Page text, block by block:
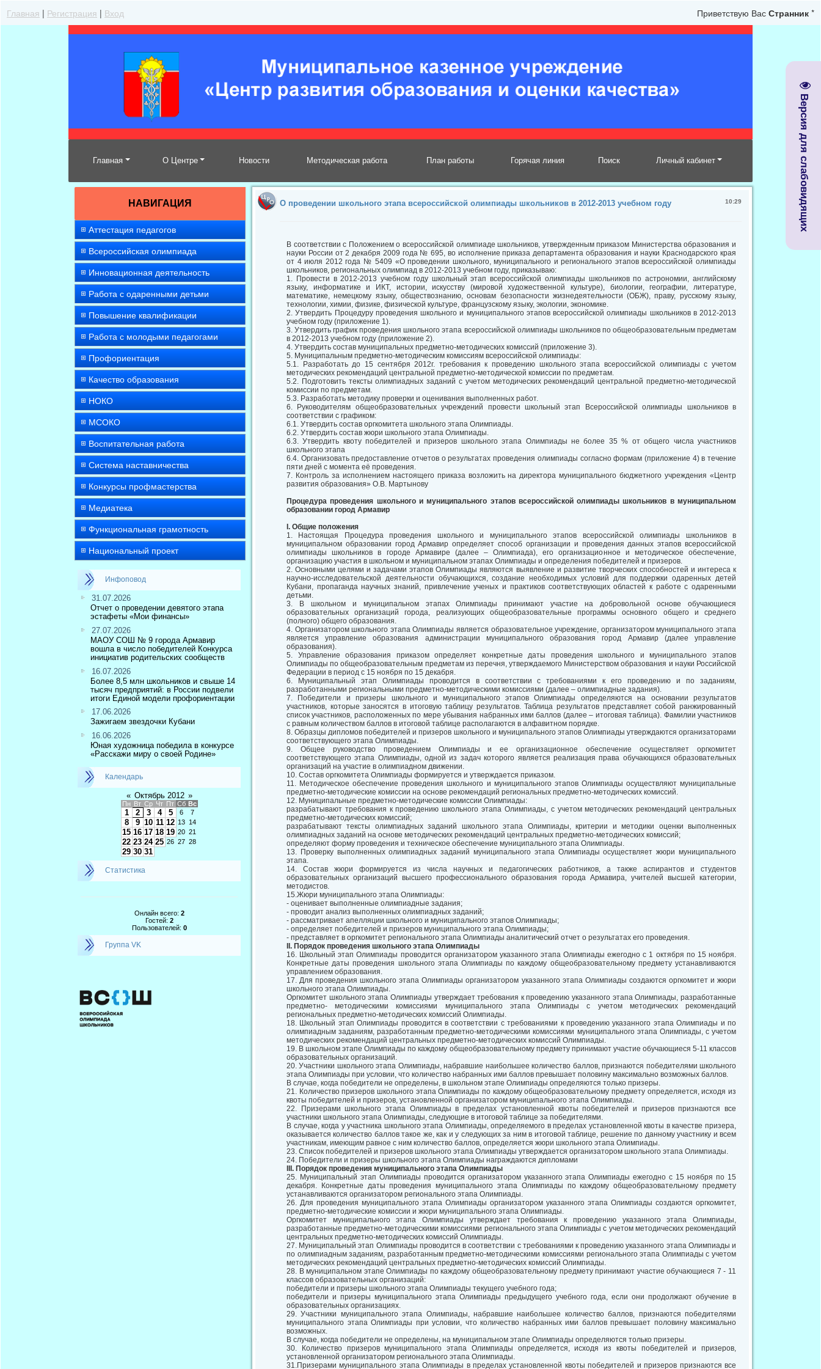
Версия для слабовидящих
Главная | Регистрация | Вход Приветствую Вас Странник *
Главная О Центре Новости Методическая работа План работы Горячая линия Поиск Личный кабинет
НАВИГАЦИЯ
Аттестация педагогов
Всероссийская олимпиада
Инновационная деятельность
Работа с одаренными детьми
Повышение квалификации
Работа с молодыми педагогами
Профориентация
Качество образования
НОКО
МСОКО
Воспитательная работа
Система наставничества
Конкурсы профмастерства
Медиатека
Функциональная грамотность
Национальный проект
Инфоповод
31.07.2026
Отчет о проведении девятого этапа
эстафеты «Мои финансы»
27.07.2026
МАОУ СОШ № 9 города Армавир
вошла в число победителей Конкурса
инициатив родительских сообществ
16.07.2026
Более 8,5 млн школьников и свыше 14
тысяч предприятий: в России подвели
итоги Единой модели профориентации
17.06.2026
Зажигаем звездочки Кубани
16.06.2026
Юная художница победила в конкурсе
«Расскажи миру о своей Родине»
Календарь
« Октябрь 2012 »
Пн Вт Ср Чт Пт Сб Вс
1 2 3 4 5 6 7
8 9 10 11 12 13 14
15 16 17 18 19 20 21
22 23 24 25 26 27 28
29 30 31
Статистика
Онлайн всего: 2
Гостей: 2
Пользователей: 0
Группа VK
О проведении школьного этапа всероссийской олимпиады школьников в 2012-2013 учебном году 10:29
В соответствии с Положением о всероссийской олимпиаде школьников, утвержденным приказом Министерства образования и
науки России от 2 декабря 2009 года № 695, во исполнение приказа департамента образования и науки Краснодарского края
от 4 июля 2012 года № 5409 «О проведении школьного, муниципального и регионального этапов всероссийской олимпиады
школьников, региональных олимпиад в 2012-2013 учебном году, приказываю:
1. Провести в 2012-2013 учебном году школьный этап всероссийской олимпиады школьников по астрономии, английскому
языку, информатике и ИКТ, истории, искусству (мировой художественной культуре), биологии, географии, литературе,
математике, немецкому языку, обществознанию, основам безопасности жизнедеятельности (ОБЖ), праву, русскому языку,
технологии, химии, физике, физической культуре, французскому языку, экологии, экономике.
2. Утвердить Процедуру проведения школьного и муниципального этапов всероссийской олимпиады школьников в 2012-2013
учебном году (приложение 1).
3. Утвердить график проведения школьного этапа всероссийской олимпиады школьников по общеобразовательным предметам
в 2012-2013 учебном году (приложение 2).
4. Утвердить состав муниципальных предметно-методических комиссий (приложение 3).
5. Муниципальным предметно-методическим комиссиям всероссийской олимпиады:
5.1. Разработать до 15 сентября 2012г. требования к проведению школьного этапа всероссийской олимпиады с учетом
методических рекомендаций центральной предметно-методической комиссии по предметам.
5.2. Подготовить тексты олимпиадных заданий с учетом методических рекомендаций центральной предметно-методической
комиссии по предметам.
5.3. Разработать методику проверки и оценивания выполненных работ.
6. Руководителям общеобразовательных учреждений провести школьный этап Всероссийской олимпиады школьников в
соответствии с графиком:
6.1. Утвердить состав оргкомитета школьного этапа Олимпиады.
6.2. Утвердить состав жюри школьного этапа Олимпиады.
6.3. Утвердить квоту победителей и призеров школьного этапа Олимпиады не более 35 % от общего числа участников
школьного этапа
6.4. Организовать предоставление отчетов о результатах проведения олимпиады согласно формам (приложение 4) в течение
пяти дней с момента её проведения.
7. Контроль за исполнением настоящего приказа возложить на директора муниципального бюджетного учреждения «Центр
развития образования» О.В. Мартынову
Процедура проведения школьного и муниципального этапов всероссийской олимпиады школьников в муниципальном
образовании город Армавир
I. Общие положения
1. Настоящая Процедура проведения школьного и муниципального этапов всероссийской олимпиады школьников в
муниципальном образовании город Армавир определяет способ организации и проведения данных этапов всероссийской
олимпиады школьников в городе Армавире (далее – Олимпиада), его организационное и методическое обеспечение,
организацию участия в школьном и муниципальном этапах Олимпиады и определения победителей и призеров.
2. Основными целями и задачами этапов Олимпиады являются выявление и развитие творческих способностей и интереса к
научно-исследовательской деятельности обучающихся, создание необходимых условий для поддержки одаренных детей
Кубани, пропаганда научных знаний, привлечение ученых и практиков соответствующих областей к работе с одаренными
детьми.
3. В школьном и муниципальном этапах Олимпиады принимают участие на добровольной основе обучающиеся
образовательных организаций города, реализующих общеобразовательные программы основного общего и среднего
(полного) общего образования.
4. Организатором школьного этапа Олимпиады является образовательное учреждение, организатором муниципального этапа
является управление образования администрации муниципального образования город Армавир (далее управление
образования).
5. Управление образования приказом определяет конкретные даты проведения школьного и муниципального этапов
Олимпиады по общеобразовательным предметам из перечня, утверждаемого Министерством образования и науки Российской
Федерации в период с 15 ноября по 15 декабря.
6. Муниципальный этап Олимпиады проводится в соответствии с требованиями к его проведению и по заданиям,
разработанными региональными предметно-методическими комиссиями (далее – олимпиадные задания).
7. Победители и призеры школьного и муниципального этапов Олимпиады определяются на основании результатов
участников, которые заносятся в итоговую таблицу результатов. Таблица результатов представляет собой ранжированный
список участников, расположенных по мере убывания набранных ими баллов (далее – итоговая таблица). Фамилии участников
с равным количеством баллов в итоговой таблице располагаются в алфавитном порядке.
8. Образцы дипломов победителей и призеров школьного и муниципального этапов Олимпиады утверждаются организаторами
соответствующего этапа Олимпиады.
9. Общее руководство проведением Олимпиады и ее организационное обеспечение осуществляет оргкомитет
соответствующего этапа Олимпиады, одной из задач которого является реализация права обучающихся образовательных
организаций на участие в олимпиадном движении.
10. Состав оргкомитета Олимпиады формируется и утверждается приказом.
11. Методическое обеспечение проведения школьного и муниципального этапов Олимпиады осуществляют муниципальные
предметно-методические комиссии на основе рекомендаций региональных предметно-методических комиссий.
12. Муниципальные предметно-методические комиссии Олимпиады:
разрабатывают требования к проведению школьного этапа Олимпиады, с учетом методических рекомендаций центральных
предметно-методических комиссий;
разрабатывают тексты олимпиадных заданий школьного этапа Олимпиады, критерии и методики оценки выполненных
олимпиадных заданий на основе методических рекомендаций центральных предметно-методических комиссий;
определяют форму проведения и техническое обеспечение муниципального этапа Олимпиады.
13. Проверку выполненных олимпиадных заданий муниципального этапа Олимпиады осуществляет жюри муниципального
этапа.
14. Состав жюри формируется из числа научных и педагогических работников, а также аспирантов и студентов
образовательных организаций высшего профессионального образования города Армавира, учителей высшей категории,
методистов.
15.Жюри муниципального этапа Олимпиады:
- оценивает выполненные олимпиадные задания;
- проводит анализ выполненных олимпиадных заданий;
- рассматривает апелляции школьного и муниципального этапов Олимпиады;
- определяет победителей и призеров муниципального этапа Олимпиады;
- представляет в оргкомитет регионального этапа Олимпиады аналитический отчет о результатах его проведения.
II. Порядок проведения школьного этапа Олимпиады
16. Школьный этап Олимпиады проводится организатором указанного этапа Олимпиады ежегодно с 1 октября по 15 ноября.
Конкретные даты проведения школьного этапа Олимпиады по каждому общеобразовательному предмету устанавливаются
управлением образования.
17. Для проведения школьного этапа Олимпиады организатором указанного этапа Олимпиады создаются оргкомитет и жюри
школьного этапа Олимпиады.
Оргкомитет школьного этапа Олимпиады утверждает требования к проведению указанного этапа Олимпиады, разработанные
предметно- методическими комиссиями муниципального этапа Олимпиады с учетом методических рекомендаций
региональных предметно-методических комиссий Олимпиады.
18. Школьный этап Олимпиады проводится в соответствии с требованиями к проведению указанного этапа Олимпиады и по
олимпиадным заданиям, разработанным предметно-методическими комиссиями муниципального этапа Олимпиады, с учетом
методических рекомендаций центральных предметно-методических комиссий Олимпиады.
19. В школьном этапе Олимпиады по каждому общеобразовательному предмету принимают участие обучающиеся 5-11 классов
образовательных организаций.
20. Участники школьного этапа Олимпиады, набравшие наибольшее количество баллов, признаются победителями школьного
этапа Олимпиады при условии, что количество набранных ими баллов превышает половину максимально возможных баллов.
В случае, когда победители не определены, в школьном этапе Олимпиады определяются только призеры.
21. Количество призеров школьного этапа Олимпиады по каждому общеобразовательному предмету определяется, исходя из
квоты победителей и призеров, установленной организатором муниципального этапа Олимпиады.
22. Призерами школьного этапа Олимпиады в пределах установленной квоты победителей и призеров признаются все
участники школьного этапа Олимпиады, следующие в итоговой таблице за победителями.
В случае, когда у участника школьного этапа Олимпиады, определяемого в пределах установленной квоты в качестве призера,
оказывается количество баллов такое же, как и у следующих за ним в итоговой таблице, решение по данному участнику и всем
участникам, имеющим равное с ним количество баллов, определяется жюри школьного этапа Олимпиады.
23. Список победителей и призеров школьного этапа Олимпиады утверждается организатором школьного этапа Олимпиады.
24. Победители и призеры школьного этапа Олимпиады награждаются дипломами
III. Порядок проведения муниципального этапа Олимпиады
25. Муниципальный этап Олимпиады проводится организатором указанного этапа Олимпиады ежегодно с 15 ноября по 15
декабря. Конкретные даты проведения муниципального этапа Олимпиады по каждому общеобразовательному предмету
устанавливаются организатором регионального этапа Олимпиады.
26. Для проведения муниципального этапа Олимпиады организатором указанного этапа Олимпиады создаются оргкомитет,
предметно-методические комиссии и жюри муниципального этапа Олимпиады.
Оргкомитет муниципального этапа Олимпиады утверждает требования к проведению указанного этапа Олимпиады,
разработанные предметно-методическими комиссиями регионального этапа Олимпиады с учетом методических рекомендаций
центральных предметно-методических комиссий Олимпиады.
27. Муниципальный этап Олимпиады проводится в соответствии с требованиями к проведению указанного этапа Олимпиады и
по олимпиадным заданиям, разработанным предметно-методическими комиссиями регионального этапа Олимпиады с учетом
методических рекомендаций центральных предметно-методических комиссий Олимпиады.
28. В муниципальном этапе Олимпиады по каждому общеобразовательному предмету принимают участие обучающиеся 7 - 11
классов образовательных организаций:
победители и призеры школьного этапа Олимпиады текущего учебного года;
победители и призеры муниципального этапа Олимпиады предыдущего учебного года, если они продолжают обучение в
образовательных организациях.
29. Участники муниципального этапа Олимпиады, набравшие наибольшее количество баллов, признаются победителями
муниципального этапа Олимпиады при условии, что количество набранных ими баллов превышает половину максимально
возможных.
В случае, когда победители не определены, на муниципальном этапе Олимпиады определяются только призеры.
30. Количество призеров муниципального этапа Олимпиады определяется, исходя из квоты победителей и призеров,
установленной организатором регионального этапа Олимпиады.
31.Призерами муниципального этапа Олимпиады в пределах установленной квоты победителей и призеров признаются все